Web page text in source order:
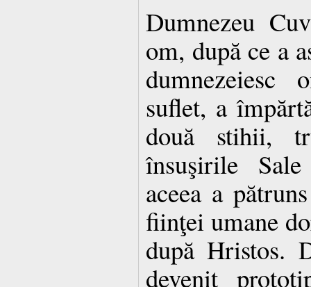
Dumnezeu
om, după ce a
suflet, a
două stihii,
însuşirile
aceea a
fiinţei umane
după Hristos.
devenit